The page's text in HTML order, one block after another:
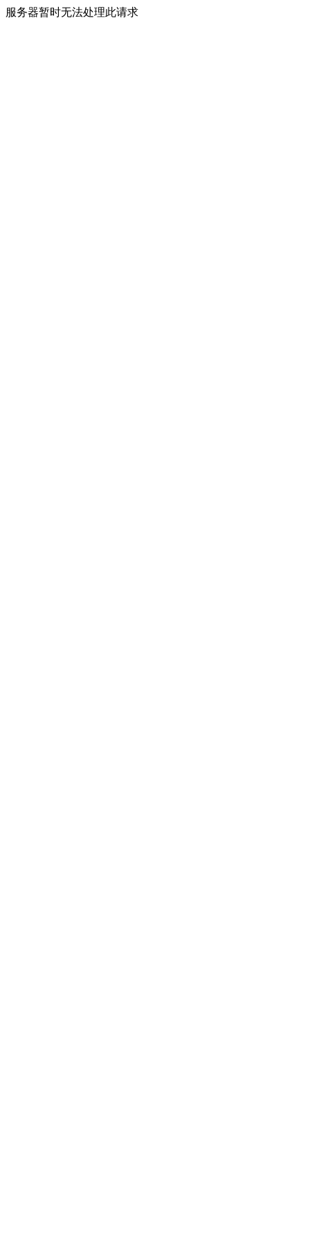
服务器暂时无法处理此请求